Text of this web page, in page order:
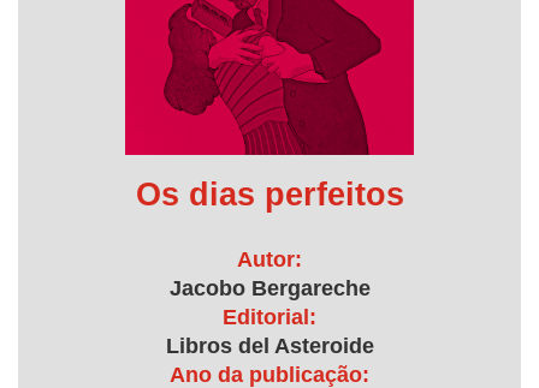
Os dias perfeitos
Autor:
Jacobo Bergareche
Editorial:
Libros del Asteroide
Ano da publicação: